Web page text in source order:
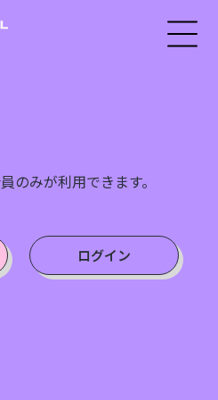
のみが利用できます。
ログイン